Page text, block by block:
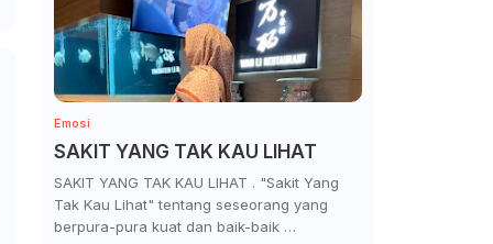
Emosi
SAKIT YANG TAK KAU LIHAT
SAKIT YANG TAK KAU LIHAT . "Sakit Yang
Tak Kau Lihat" tentang seseorang yang
berpura-pura kuat dan baik-baik …